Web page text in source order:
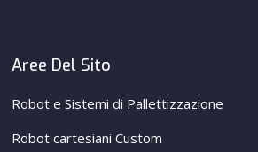
Aree Del Sito
Robot e Sistemi di Pallettizzazione
Robot cartesiani Custom